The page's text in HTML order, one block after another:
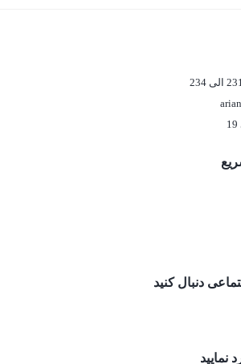
طراحی‌های زیبا، از ویژگی‌های بارز شهرک
پارک‌های بزرگ و فضای سبز فراوان، به
و محیطی آرام بخشیده است.
تفریحی، زندگی در شهرک غرب را
دنبال کنید
نمایید